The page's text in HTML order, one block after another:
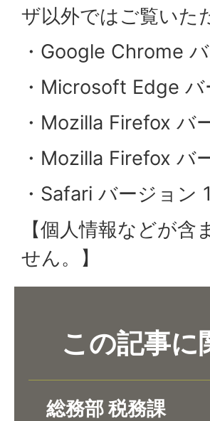
ザ以外ではご覧いた
・Google Chrome
・Microsoft Edge
・Mozilla Firefox バ
・Mozilla Firefox バ
・Safari バージョン
【個人情報などが
せん。】
この記事に
総務部 税務課